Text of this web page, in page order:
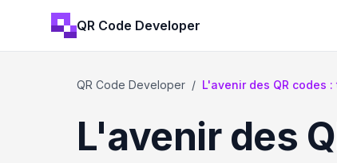
QR Code Developer
QR Code Developer / L'avenir des QR codes
L'avenir des